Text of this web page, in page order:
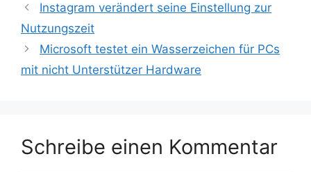
Instagram verändert seine Einstellung zur
Nutzungszeit
Microsoft testet ein Wasserzeichen für PCs
mit nicht Unterstützer Hardware
Schreibe einen Kommentar